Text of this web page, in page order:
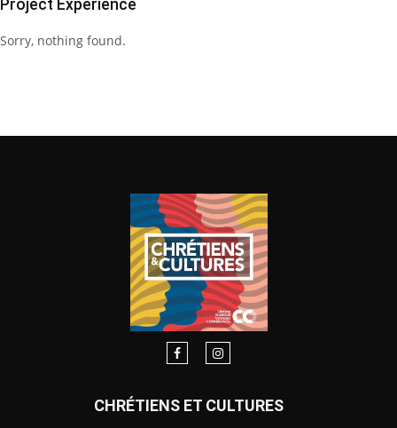
Project Experience
Sorry, nothing found.
CHRÉTIENS ET CULTURES